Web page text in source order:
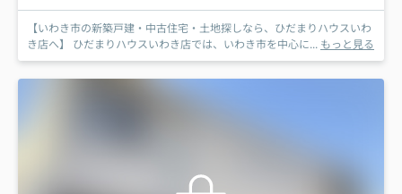
【いわき市の新築戸建・中古住宅・土地探しなら、ひだまりハウスいわ
き店へ】 ひだまりハウスいわき店では、いわき市を中心に... もっと見る